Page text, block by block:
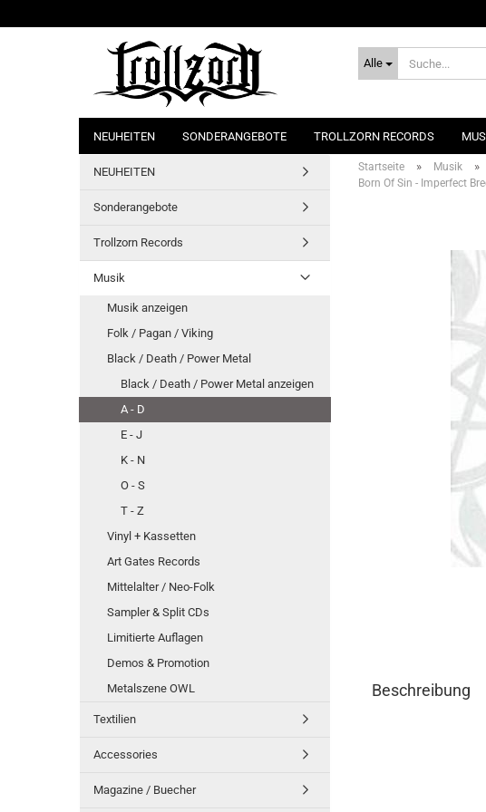
Alle
NEUHEITEN SONDERANGEBOTE TROLLZORN RECORDS
Startseite » Musik »
Born Of Sin - Imperfect
Beschreibung
NEUHEITEN
Sonderangebote
Trollzorn Records
Musik
Musik anzeigen
Folk / Pagan / Viking
Black / Death / Power Metal
Black / Death / Power Metal anzeigen
A - D
E - J
K - N
O - S
T - Z
Vinyl + Kassetten
Art Gates Records
Mittelalter / Neo-Folk
Sampler & Split CDs
Limitierte Auflagen
Demos & Promotion
Metalszene OWL
Textilien
Accessories
Magazine / Buecher